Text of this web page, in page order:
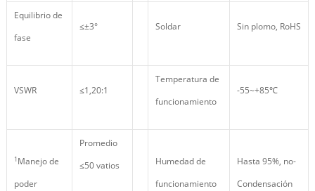
Equilibrio de
fase
≤±3° Soldar Sin plomo, RoHS
VSWR ≤1,20:1
Temperatura de
funcionamiento
-55~+85℃
1 Manejo de
poder
Promedio
≤50 vatios
Humedad de
funcionamiento
Hasta 95%, no-
Condensación